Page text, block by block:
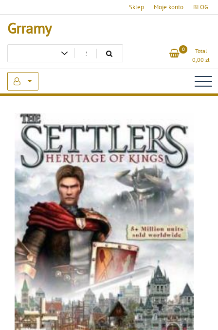
to
content
Sklep Moje konto BLOG
Grramy
0
Total
0,00 zł